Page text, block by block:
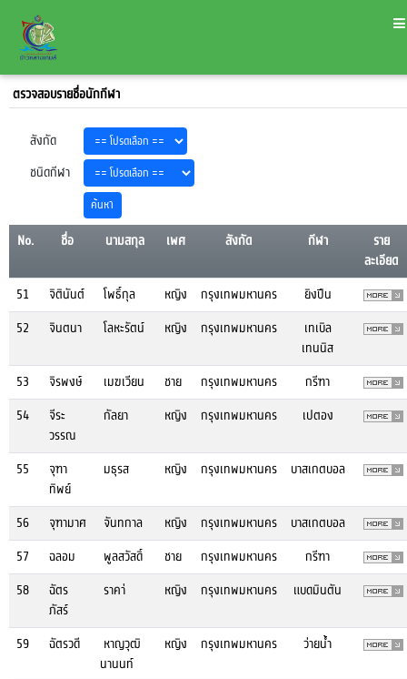
ตรวจสอบรายชื่อนักกีฬา
สังกัด
ชนิดกีฬา
No. ชื่อ นามสกุล เพศ สังกัด กีฬา
ราย
ละเอียด
51
จิตินันต์ โพธิ์กุล หญิง กรุงเทพมหานคร
ยิงปืน
52
จินตนา โลหะรัตน์ หญิง กรุงเทพมหานคร
เทเบิล
เทนนิส
53
จิรพงษ์ เมฆเวียน ชาย กรุงเทพมหานคร
กรีฑา
54
จีระ
วรรณ
กัลยา หญิง กรุงเทพมหานคร เปตอง
55
จุฑา
ทิพย์
มธุรส หญิง กรุงเทพมหานคร บาสเกตบอล
56 จุฑามาศ จันทกาล หญิง กรุงเทพมหานคร
บาสเกตบอล
57
ฉลอม พูลสวัสดิ์ ชาย กรุงเทพมหานคร
กรีฑา
58
ฉัตร
ภัสร์
ราคา่ หญิง กรุงเทพมหานคร แบดมินตัน
59 ฉัตรวดี
หาญวุฒิ
นานนท์
หญิง กรุงเทพมหานคร ว่ายน้ำ